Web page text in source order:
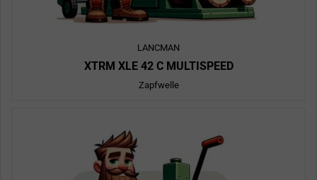
LANCMAN
XTRM XLE 42 C MULTISPEED
Zapfwelle